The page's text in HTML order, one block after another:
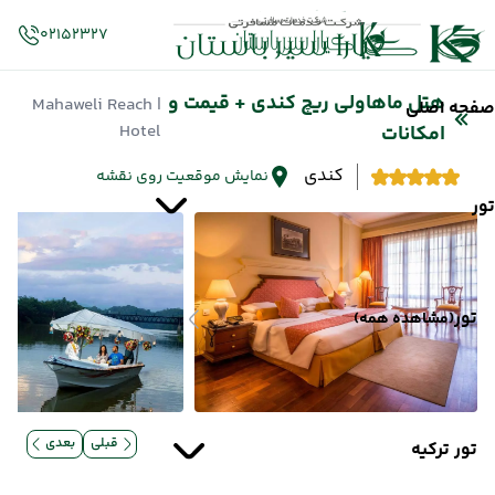
صفحه اصلی
تور
تور(مشاهده همه)
تور ترکیه
02152327
هتل ماهاولی ریچ کندی + قیمت و
امکانات
| Mahaweli Reach
Hotel
کندی
نمایش موقعیت روی نقشه
قبلی بعدی